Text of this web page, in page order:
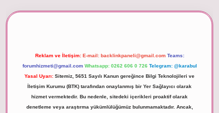
Reklam ve İletişim: E-mail: backlinkpaneli@gmail.com Teams:
forumhizmeti@gmail.com Whatsapp: 0262 606 0 726 Telegram: @karabul
Yasal Uyarı: Sitemiz, 5651 Sayılı Kanun gereğince Bilgi Teknolojileri ve
İletişim Kurumu (BTK) tarafından onaylanmış bir Yer Sağlayıcı olarak
hizmet vermektedir. Bu nedenle, sitedeki içerikleri proaktif olarak
denetleme veya araştırma yükümlülüğümüz bulunmamaktadır. Ancak,